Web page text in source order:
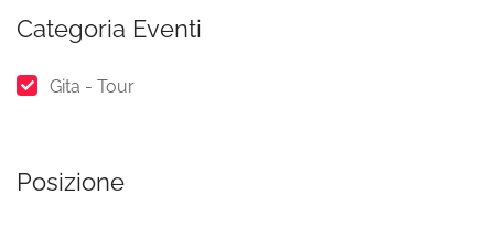
Categoria Eventi
Gita - Tour
Posizione